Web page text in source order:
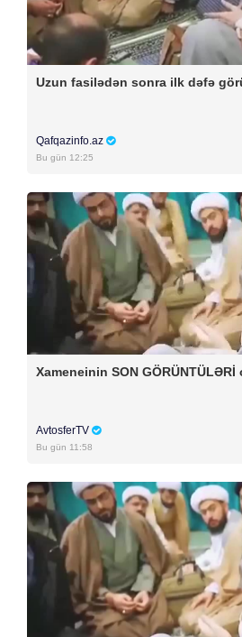
Uzun fasilədən sonra ilk dəfə
Qafqazinfo.az
Bu gün 12:25
Xameneinin SON GÖRÜNTÜLƏRİ
AvtosferTV
Bu gün 11:58